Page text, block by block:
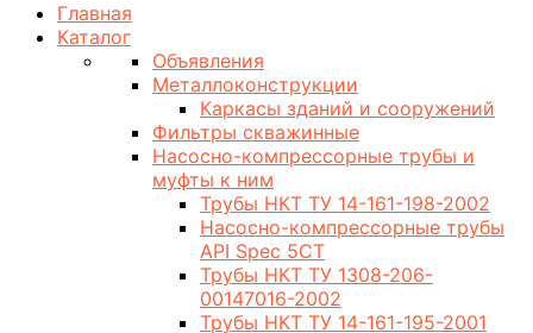
Главная
Каталог
Объявления
Металлоконструкции
Каркасы зданий и сооружений
Фильтры скважинные
Насосно-компрессорные трубы и
муфты к ним
Трубы НКТ ТУ 14-161-198-2002
Насосно-компрессорные трубы
API Spec 5CT
Трубы НКТ ТУ 1308-206-
00147016-2002
Трубы НКТ ТУ 14-161-195-2001